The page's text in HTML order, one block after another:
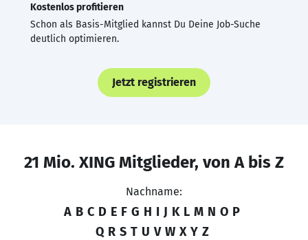
Kostenlos profitieren
Schon als Basis-Mitglied kannst Du Deine Job-Suche
deutlich optimieren.
Jetzt registrieren
21 Mio. XING Mitglieder, von A bis Z
Nachname:
A B C D E F G H I J K L M N O P
Q R S T U V W X Y Z